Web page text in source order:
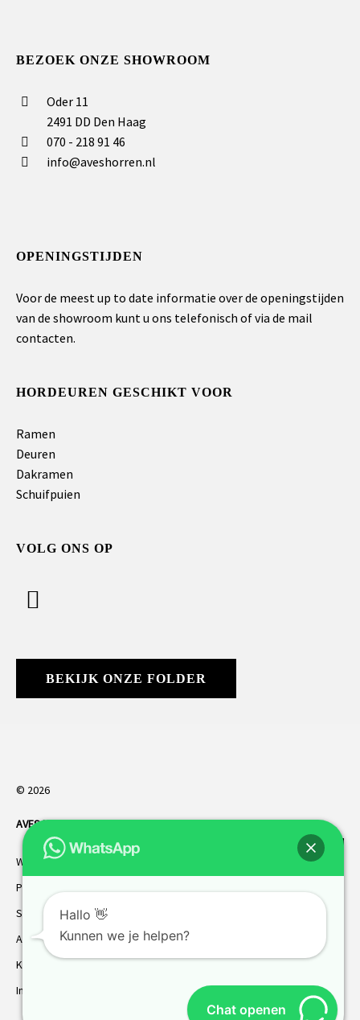
BEZOEK ONZE SHOWROOM
Oder 11
2491 DD Den Haag
070 - 218 91 46
info@aveshorren.nl
OPENINGSTIJDEN
Voor de meest up to date informatie over de openingstijden
van de showroom kunt u ons telefonisch of via de mail
contacten.
HORDEUREN GESCHIKT VOOR
Ramen
Deuren
Dakramen
Schuifpuien
VOLG ONS OP
BEKIJK ONZE FOLDER
© 2026
AVES HORREN. Alle rechten voorbehouden.
Webdesign Vanoo Media
Privacybeleid
Sitemap
AVES garantie
Klantenservice
Inmeten
Chat openen
Hallo 👋
Kunnen we je helpen?